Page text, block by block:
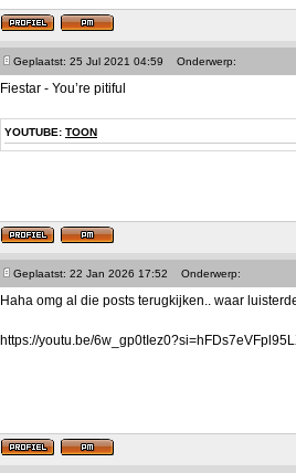
Geplaatst: 25 Jul 2021 04:59 Onderwerp:
Fiestar - You’re pitiful
YOUTUBE: TOON
Geplaatst: 22 Jan 2026 17:52 Onderwerp:
Haha omg al die posts terugkijken.. waar
https://youtu.be/